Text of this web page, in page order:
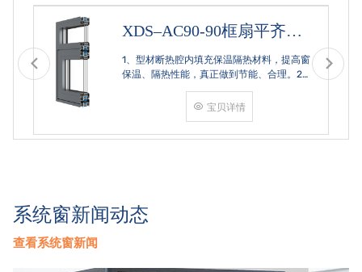
XDS–AC90-90框扇平齐系
统窗
1、型材断热腔内填充保温隔热材料，提高窗
保温、隔热性能，真正做到节能、合理。2、
重型挤角设备相结合完成，在通过角部加注
角部强
宝贝详情
系统窗新闻动态
查看系统窗新闻